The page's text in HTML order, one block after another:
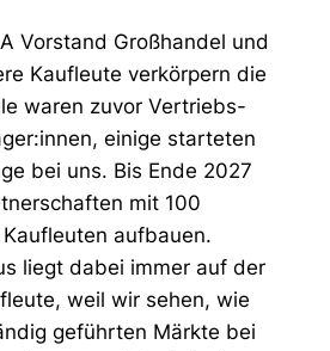
Vorstand Großhandel und
Kaufleute verkörpern die
waren zuvor Vertriebs-
einige starteten
bei uns. Bis Ende 2027
mit 100
aufbauen.
liegt dabei immer auf der
weil wir sehen, wie
geführten Märkte bei